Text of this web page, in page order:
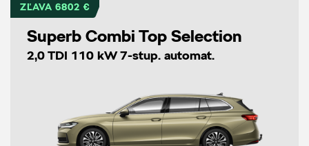
ZĽAVA 6802 €
Superb Combi Top Selection
2,0 TDI 110 kW 7-stup. automat.